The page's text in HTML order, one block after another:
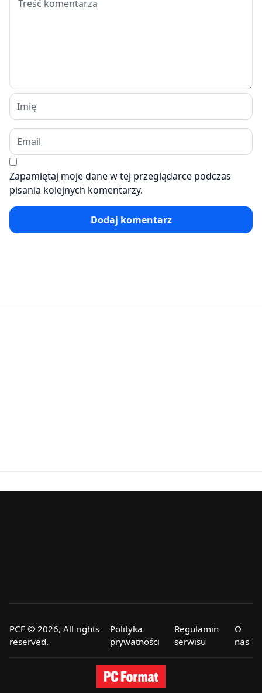
Zapamiętaj moje dane w tej przeglądarce podczas
pisania kolejnych komentarzy.
Dodaj komentarz
PCF © 2026, All rights
reserved.
Polityka
prywatności
Regulamin
serwisu
O
nas